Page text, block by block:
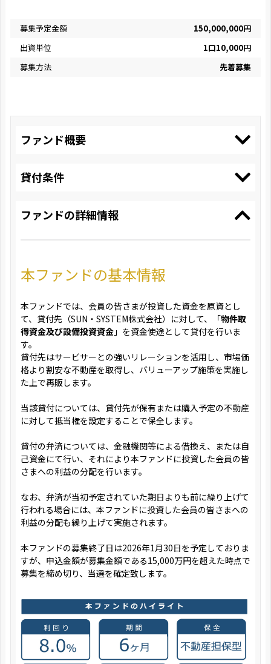
募集予定金額
150,000,000円
出資単位
1口10,000円
募集方法
先着募集
ファンド概要
貸付条件
ファンドの詳細情報
本ファンドの基本情報
本ファンドでは、会員の皆さまが投資した資金を原資とし
て、貸付先（SUN・SYSTEM株式会社）に対して、「物件取
得資金及び設備投資資金 」を資金使途として貸付を行いま
す。
貸付先はサービサーとの強いリレーションを活用し、市場価
格より割安な不動産を取得し、バリューアップ施策を実施し
た上で再販します。
当該貸付については、貸付先が保有または購入予定の不動産
に対して抵当権を設定することで保全します。
貸付の弁済については、金融機関等による借換え、または自
己資金にて行い、それにより本ファンドに投資した会員の皆
さまへの利益の分配を行います。
なお、弁済が当初予定されていた期日よりも前に繰り上げて
行われる場合には、本ファンドに投資した会員の皆さまへの
利益の分配も繰り上げて実施されます。
本ファンドの募集終了日は2026年1月30日を予定しておりま
すが、申込金額が募集金額である15,000万円を超えた時点で
募集を締め切り、当選を確定致します。